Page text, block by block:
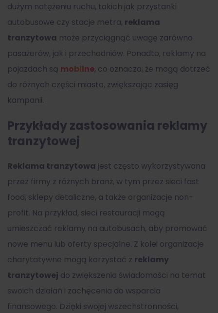
dużym natężeniu ruchu, takich jak przystanki
autobusowe czy stacje metra, reklama
tranzytowa może przyciągnąć uwagę zarówno
pasażerów, jak i przechodniów. Ponadto, reklamy na
pojazdach są mobilne, co oznacza, że mogą dotrzeć
do różnych części miasta, zwiększając zasięg
kampanii.
Przykłady zastosowania reklamy
tranzytowej
Reklama tranzytowa jest często wykorzystywana
przez firmy z różnych branż, w tym przez sieci fast
food, sklepy detaliczne, a także organizacje non-
profit. Na przykład, sieci restauracji mogą
umieszczać reklamy na autobusach, aby promować
nowe menu lub oferty specjalne. Z kolei organizacje
charytatywne mogą korzystać z reklamy
tranzytowej do zwiększenia świadomości na temat
swoich działań i zachęcenia do wsparcia
finansowego. Dzięki swojej wszechstronności,